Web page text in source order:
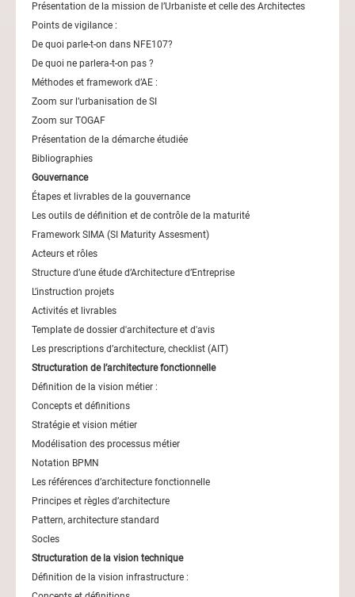
Présentation de la mission de l’Urbaniste et celle des Architectes
Points de vigilance :
De quoi parle-t-on dans NFE107?
De quoi ne parlera-t-on pas ?
Méthodes et framework d’AE :
Zoom sur l’urbanisation de SI
Zoom sur TOGAF
Présentation de la démarche étudiée
Bibliographies
Gouvernance
Étapes et livrables de la gouvernance
Les outils de définition et de contrôle de la maturité
Framework SIMA (SI Maturity Assesment)
Acteurs et rôles
Structure d’une étude d’Architecture d’Entreprise
L’instruction projets
Activités et livrables
Template de dossier d'architecture et d'avis
Les prescriptions d’architecture, checklist (AIT)
Structuration de l’architecture fonctionnelle
Définition de la vision métier :
Concepts et définitions
Stratégie et vision métier
Modélisation des processus métier
Notation BPMN
Les références d’architecture fonctionnelle
Principes et règles d’architecture
Pattern, architecture standard
Socles
Structuration de la vision technique
Définition de la vision infrastructure :